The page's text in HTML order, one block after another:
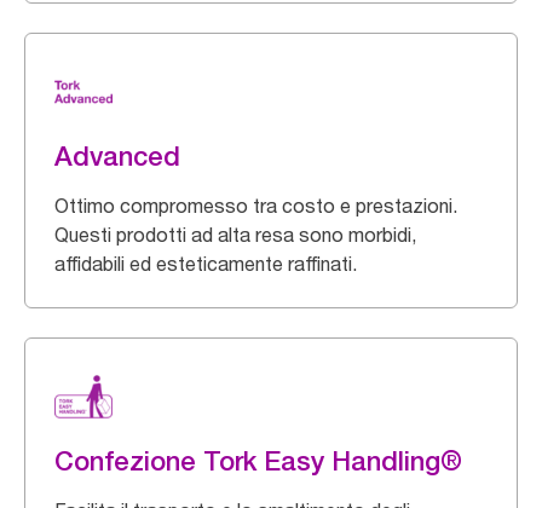
Advanced
Ottimo compromesso tra costo e prestazioni.
Questi prodotti ad alta resa sono morbidi,
affidabili ed esteticamente raffinati.
Confezione Tork Easy Handling®